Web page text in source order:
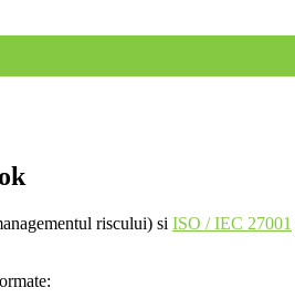
riscului) si ISO / IEC 27001